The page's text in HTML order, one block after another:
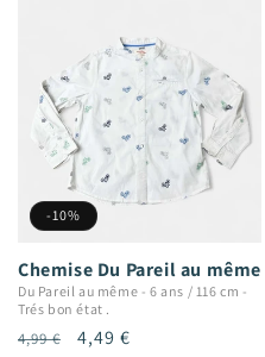
-10%
Chemise Du Pareil au même
Du Pareil au même -6 ans / 116 cm -
Trés bon état .
Prix
4,99 €
Prix
4,49 €